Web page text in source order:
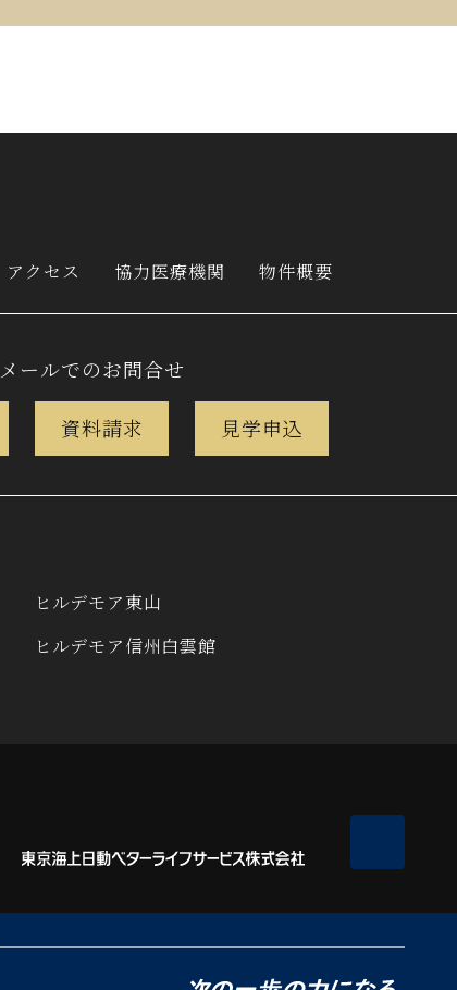
アクセス 協力医療機関 物件概要
メールでのお問合せ
資料請求 見学申込
ヒルデモア東山
ヒルデモア信州白雲館